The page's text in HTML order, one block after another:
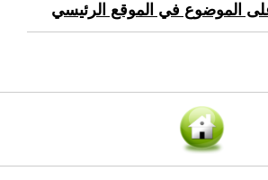
الموضوع في الموقع الرئيسي